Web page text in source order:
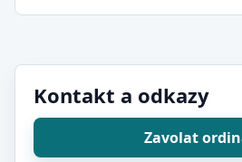
Kontakt a odkazy
Zavolat